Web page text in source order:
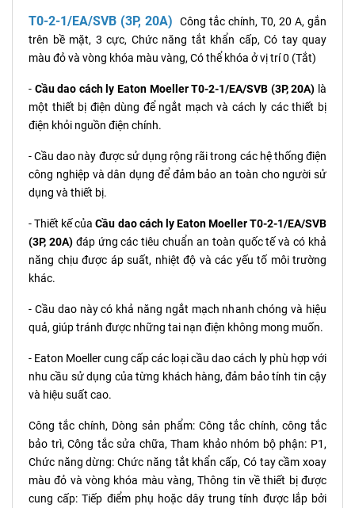
T0-2-1/EA/SVB (3P, 20A) Công tắc chính, T0, 20 A, gắn
trên bề mặt, 3 cực, Chức năng tắt khẩn cấp, Có tay quay
màu đỏ và vòng khóa màu vàng, Có thể khóa ở vị trí 0 (Tắt)
- Cầu dao cách ly Eaton Moeller T0-2-1/EA/SVB (3P, 20A) là
một thiết bị điện dùng để ngắt mạch và cách ly các thiết bị
điện khỏi nguồn điện chính.
- Cầu dao này được sử dụng rộng rãi trong các hệ thống điện
công nghiệp và dân dụng để đảm bảo an toàn cho người sử
dụng và thiết bị.
- Thiết kế củaCầu dao cách ly Eaton Moeller T0-2-1/EA/SVB
(3P, 20A) đáp ứng các tiêu chuẩn an toàn quốc tế và có khả
năng chịu được áp suất, nhiệt độ và các yếu tố môi trường
khác.
- Cầu dao này có khả năng ngắt mạch nhanh chóng và hiệu
quả, giúp tránh được những tai nạn điện không mong muốn.
- Eaton Moeller cung cấp các loại cầu dao cách ly phù hợp với
nhu cầu sử dụng của từng khách hàng, đảm bảo tính tin cậy
và hiệu suất cao.
Công tắc chính, Dòng sản phẩm: Công tắc chính, công tắc
bảo trì, Công tắc sửa chữa, Tham khảo nhóm bộ phận: P1,
Chức năng dừng: Chức năng tắt khẩn cấp, Có tay cầm xoay
màu đỏ và vòng khóa màu vàng, Thông tin về thiết bị được
cung cấp: Tiếp điểm phụ hoặc dây trung tính được lắp bởi